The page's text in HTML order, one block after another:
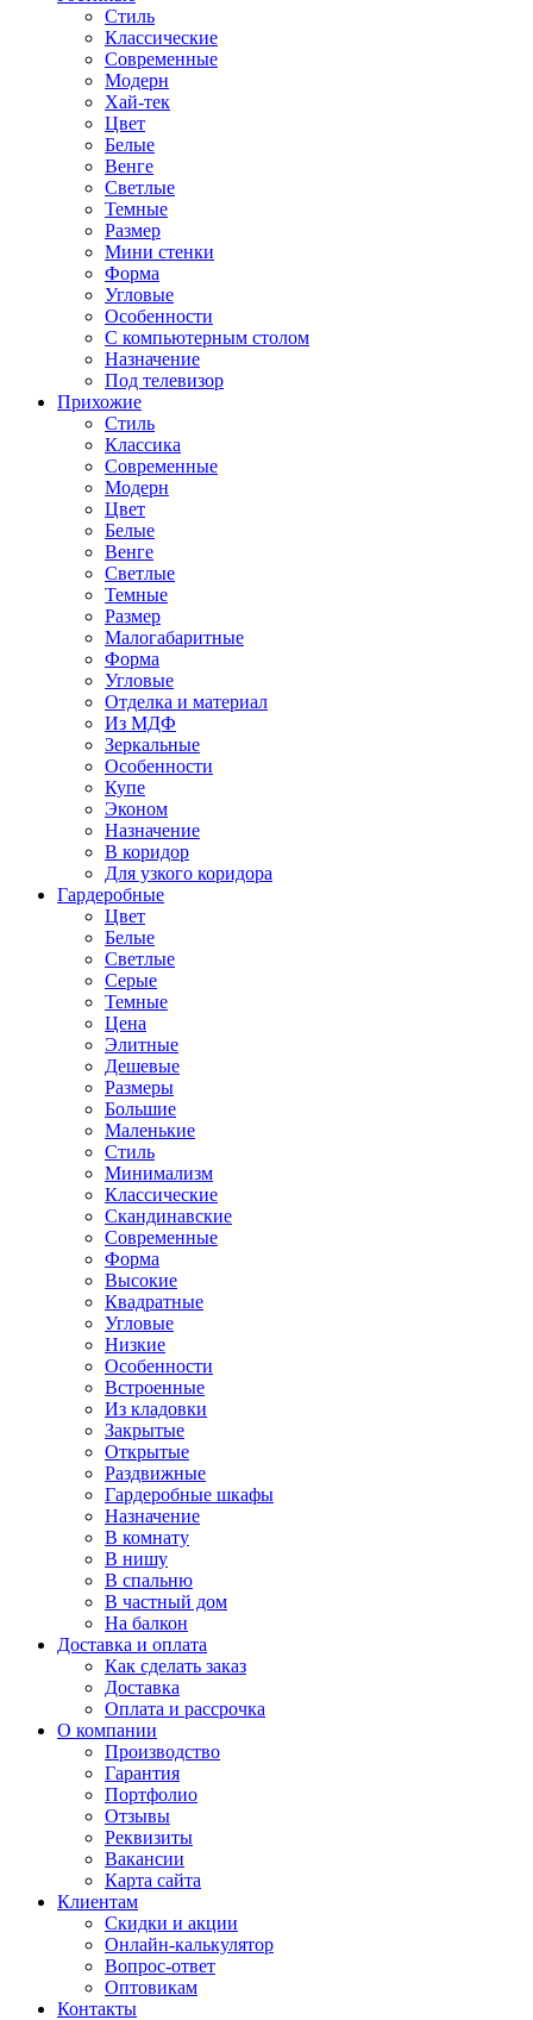
Стиль
Классические
Современные
Модерн
Хай-тек
Цвет
Белые
Венге
Светлые
Темные
Размер
Мини стенки
Форма
Угловые
Особенности
С компьютерным столом
Назначение
Под телевизор
Прихожие
Стиль
Классика
Современные
Модерн
Цвет
Белые
Венге
Светлые
Темные
Размер
Малогабаритные
Форма
Угловые
Отделка и материал
Из МДФ
Зеркальные
Особенности
Купе
Эконом
Назначение
В коридор
Для узкого коридора
Гардеробные
Цвет
Белые
Светлые
Серые
Темные
Цена
Элитные
Дешевые
Размеры
Большие
Маленькие
Стиль
Минимализм
Классические
Скандинавские
Современные
Форма
Высокие
Квадратные
Угловые
Низкие
Особенности
Встроенные
Из кладовки
Закрытые
Открытые
Раздвижные
Гардеробные шкафы
Назначение
В комнату
В нишу
В спальню
В частный дом
На балкон
Доставка и оплата
Как сделать заказ
Доставка
Оплата и рассрочка
О компании
Производство
Гарантия
Портфолио
Отзывы
Реквизиты
Вакансии
Карта сайта
Клиентам
Скидки и акции
Онлайн-калькулятор
Вопрос-ответ
Оптовикам
Контакты